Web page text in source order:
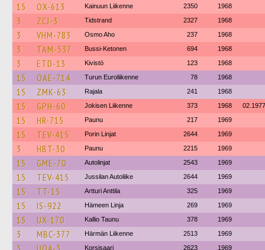
15 OX-613 Kainuun Liikenne 2350 1968
3 ZCJ-3 Tidstrand 2327 1968
3 VHM-783 Osmo Aho 237 1968
3 TAM-537 Bussi-Ketonen 694 1968
3 ETD-13 Kivistö 123 1968
15 OAE-714 Turun Euroliikenne 78 1968
15 ZMK-63 Rajala 241 1968
15 GPH-60 Jokisen Liikenne 373 1968 02.1977
15 HR-715 Paunu 217 1969
15 TEV-415 Porin Linjat 2644 1969
3 HBT-30 Paunu 2215 1969
15 GME-70 Autolinjat 2543 1969
15 TEV-415 Jussilan Autoliike 2644 1969
15 TT-15 Artturi Anttila 325 1969
15 IS-922 Hämeen Linja 269 1969
15 UX-170 Kallio Taunu 378 1969
3 MBC-377 Härmän Liikenne 2513 1969
Korsisaari 2623 1969